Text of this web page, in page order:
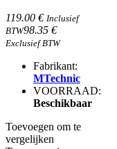
119.00 € Inclusief
BTW98.35 €
Exclusief BTW
Fabrikant:
MTechnic
VOORRAAD:
Beschikbaar
Toevoegen om te
vergelijken